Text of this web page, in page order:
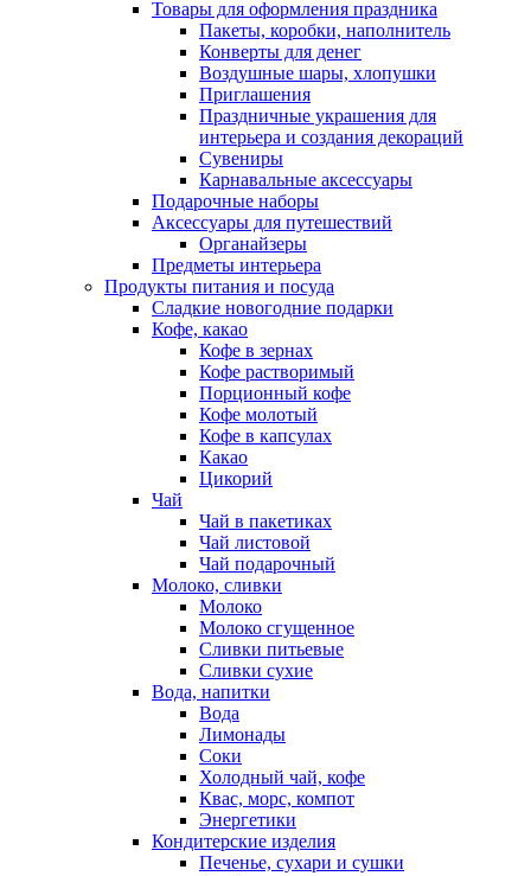
Товары для оформления праздника
Пакеты, коробки, наполнитель
Конверты для денег
Воздушные шары, хлопушки
Приглашения
Праздничные украшения для
интерьера и создания декораций
Сувениры
Карнавальные аксессуары
Подарочные наборы
Аксессуары для путешествий
Органайзеры
Предметы интерьера
Продукты питания и посуда
Сладкие новогодние подарки
Кофе, какао
Кофе в зернах
Кофе растворимый
Порционный кофе
Кофе молотый
Кофе в капсулах
Какао
Цикорий
Чай
Чай в пакетиках
Чай листовой
Чай подарочный
Молоко, сливки
Молоко
Молоко сгущенное
Сливки питьевые
Сливки сухие
Вода, напитки
Вода
Лимонады
Соки
Холодный чай, кофе
Квас, морс, компот
Энергетики
Кондитерские изделия
Печенье, сухари и сушки